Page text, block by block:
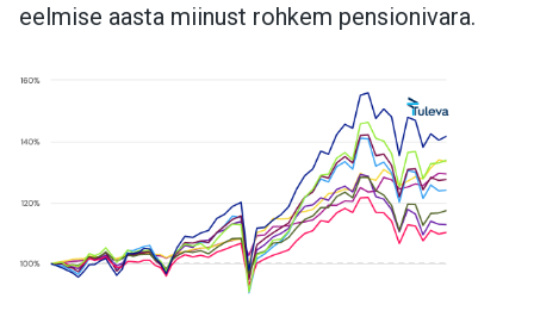
eelmise aasta miinust rohkem pensionivara.